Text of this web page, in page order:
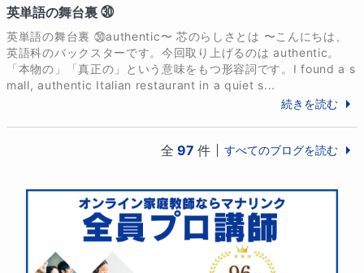
＊次のステップを是非バックスター先生と一緒に勉強
したい(中学男子)
＊英語だけでなく教養の勉強にもなります(高校女子)
◆マナリンクの受講された保護者様の声の一部です
＊息子への接し方の参考になります(小学男子保護者)
学女子保護者)
＊母子共にとても信頼しています(中学男子保護者)
英単語の舞台裏 ㉚
英単語の舞台裏 ㉚authentic〜 芯のらしさとは 〜こんにちは、
英語科のバックスターです。今回取り上げるのは authentic。
「本物の」「真正の」という意味をもつ形容詞です。I found a s
mall, authentic Italian restaurant in a quiet s...
続きを読む
全 97 件 すべてのブログを読む